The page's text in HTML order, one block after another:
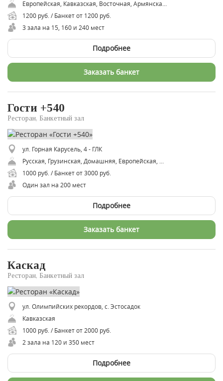
Европейская, Кавказская, Восточная, Армянская, Авторская
1200 руб. / Банкет от 1200 руб.
3 зала на 15, 160 и 240 мест
Подробнее
Заказать банкет
Гости +540
Ресторан, Банкетный зал
ул. Горная Карусель, 4 - ГЛК
1000 руб. / Банкет от 3000 руб.
Один зал на 200 мест
Подробнее
Заказать банкет
Каскад
Ресторан, Банкетный зал
ул. Олимпийских рекордов, с. Эстосадок
Кавказская
1000 руб. / Банкет от 2000 руб.
2 зала на 120 и 350 мест
Подробнее